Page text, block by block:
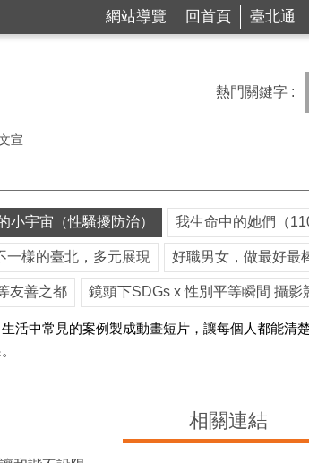
網站導覽 回首頁 臺北通
熱門關鍵字
宣
小宇宙（性騷擾防治） 我生命中的她們（
一樣的臺北，多元展現 好職男女，做最好最
友善之都 鏡頭下SDGs x 性別平等瞬間 攝影
活中常見的案例製成動畫短片，讓每個人都能
相關連結